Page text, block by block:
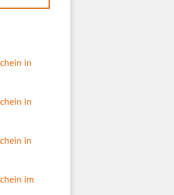
in
in
in
im